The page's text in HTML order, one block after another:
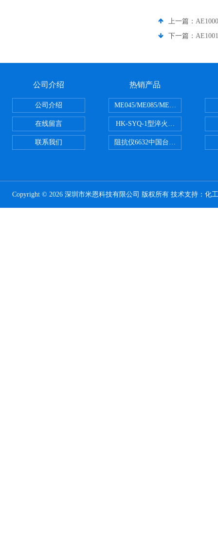
上一篇：
下一篇：
公司介绍
公司介绍
在线留言
联系我们
热销产品
ME045/ME085/ME150ME系列
HK-SYQ-1型淬火介质冷却性能测
阻抗仪6632中国台湾益和
Copyright © 2026 深圳市米恩科技有限公司 版权所有 技术支持： 化